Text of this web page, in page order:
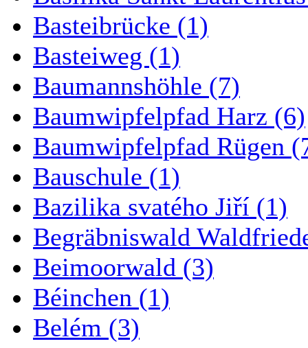
Basteibrücke (1)
Basteiweg (1)
Baumannshöhle (7)
Baumwipfelpfad Harz (6)
Baumwipfelpfad Rügen
Bauschule (1)
Bazilika svatého Jiří (1)
Begräbniswald
Beimoorwald (3)
Béinchen (1)
Belém (3)